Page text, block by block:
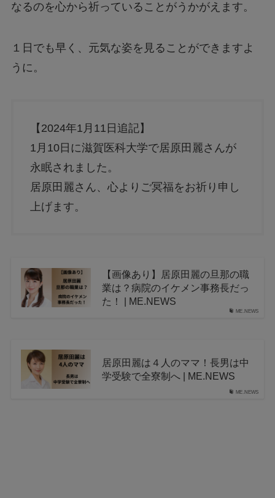
なるのを心から祈っていることがうかがえます。
１日でも早く、元気な姿を見ることができますよ
うに。
【2024年1月11日追記】
1月10日に滋賀医科大学で居原田麗さんが
永眠されました。
居原田麗さん、心よりご冥福をお祈り申し
上げます。
ME.NEWS
【画像あり】居原田麗の旦那の職
業は？病院のイケメン事務長だっ
た！ | ME.NEWS
ME.NEWS
居原田麗は４人のママ！長男は中
学受験で全寮制へ | ME.NEWS